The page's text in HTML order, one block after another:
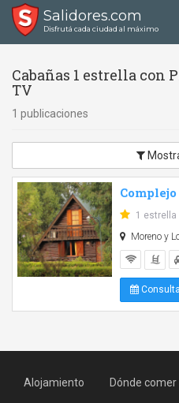
Salidores.com
Disfrutá cada ciudad al máximo
Cabañas 1 estrella con
TV
1 publicaciones
1 estrella
Moreno y
Alojamiento Dónde comer